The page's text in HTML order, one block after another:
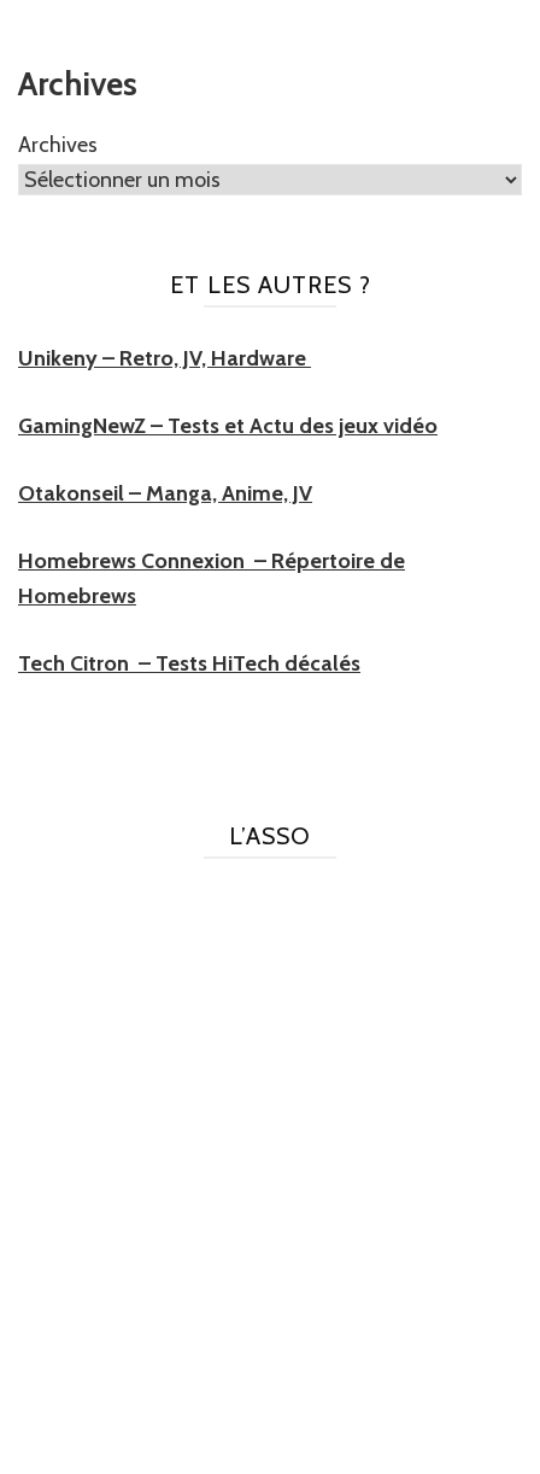
Archives
Archives
ET LES AUTRES ?
Unikeny – Retro, JV, Hardware
GamingNewZ – Tests et Actu des jeux vidéo
Otakonseil – Manga, Anime, JV
Homebrews Connexion – Répertoire de
Homebrews
Tech Citron – Tests HiTech décalés
L’ASSO